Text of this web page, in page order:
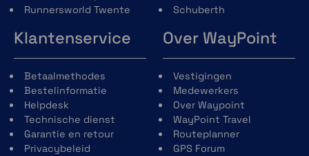
Nieuw kinvergrendelingsmechanisme
kunststof voor een lager gewicht en
winddeflector, nekrol, vizierafdichting en
helmstickers voor verbeterde
zichtbaarheid tijdens het rijden met
open en gesloten kinbak.
Runnersworld Twente
Schuberth
Klantenservice
Betaalmethodes
Bestelinformatie
Helpdesk
Technische dienst
Garantie en retour
Privacybeleid
Over WayPoint
Vestigingen
Medewerkers
Over Waypoint
WayPoint Travel
Routeplanner
GPS Forum